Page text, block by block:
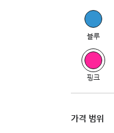
블루
핑크
가격 범위